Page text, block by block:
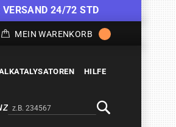
VERSAND 24/72 STD
MEIN WARENKORB
HILFE
Alternativa a Doofinder